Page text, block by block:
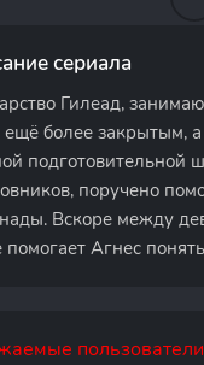
сериала
Гилеад,
ещё более закрытым,
подготовительной
поручено
Вскоре между
помогает Агнес